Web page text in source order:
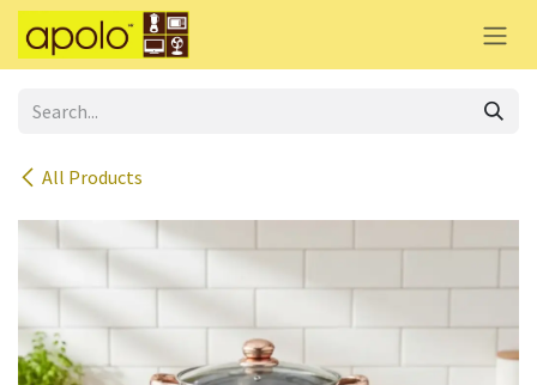
Skip to Content
All Products